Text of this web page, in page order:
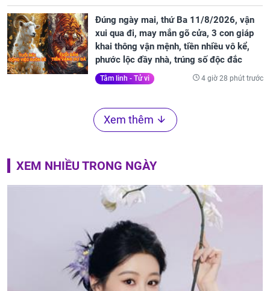
Đúng ngày mai, thứ Ba 11/8/2026, vận
xui qua đi, may mắn gõ cửa, 3 con giáp
khai thông vận mệnh, tiền nhiều vô kể,
phước lộc đầy nhà, trúng số độc đắc
Tâm linh - Tử vi 4 giờ 28 phút trước
Xem thêm
XEM NHIỀU TRONG NGÀY